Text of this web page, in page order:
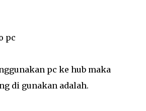
pc
pc ke hub maka
di gunakan adalah.